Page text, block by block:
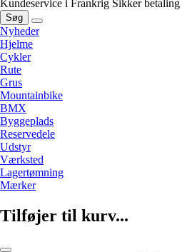
Kundeservice i Frankrig Sikker betaling
Søg
Nyheder
Hjelme
Cykler
Rute
Grus
Mountainbike
BMX
Byggeplads
Reservedele
Udstyr
Værksted
Lagertømning
Mærker
Tilføjer til kurv...